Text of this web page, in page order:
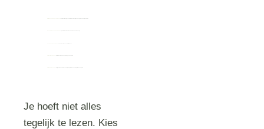
Je hoeft niet alles
tegelijk te lezen. Kies